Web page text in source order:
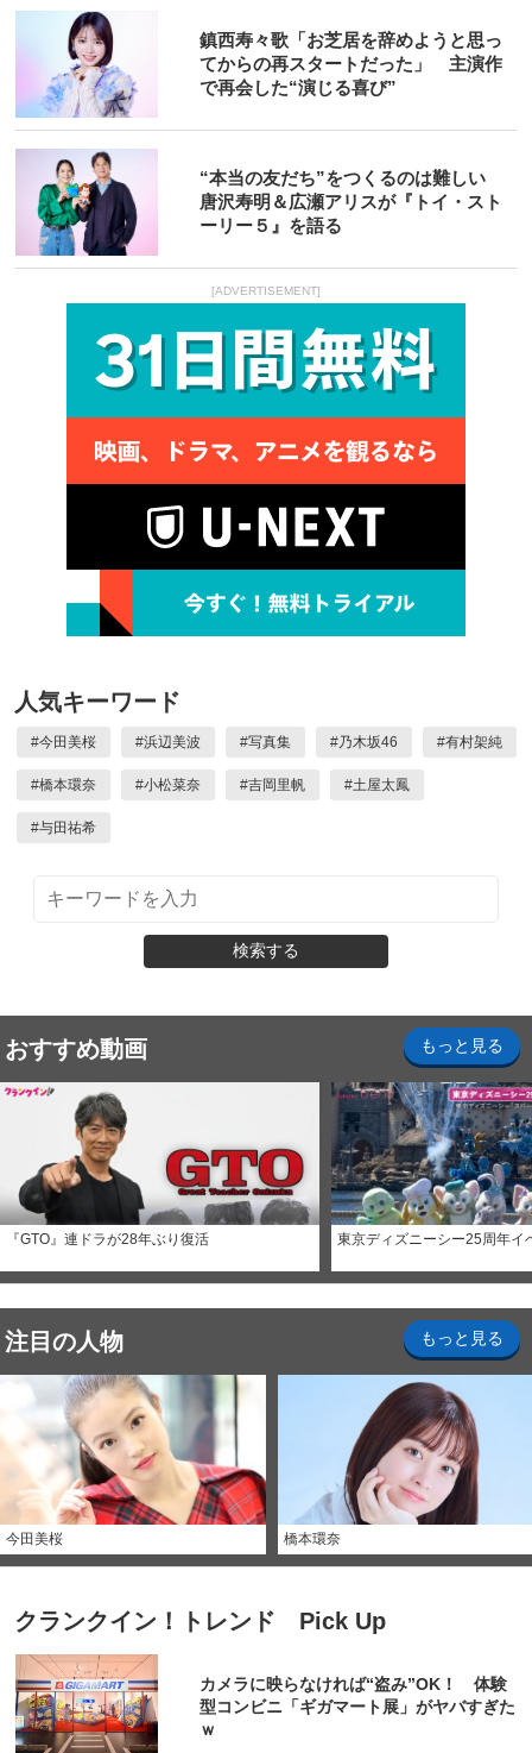
鎮西寿々歌「お芝居を辞めようと思っ
てからの再スタートだった」 主演作
で再会した“演じる喜び”
“本当の友だち”をつくるのは難しい
唐沢寿明＆広瀬アリスが『トイ・スト
ーリー５』を語る
[ADVERTISEMENT]
人気キーワード
#今田美桜 #浜辺美波 #写真集 #乃木坂46 #有村架純
#橋本環奈 #小松菜奈 #吉岡里帆 #土屋太鳳
#与田祐希
検索する
おすすめ動画 もっと見る
『GTO』連ドラが28年ぶり復活 東京ディズニーシー25周年イ
注目の人物 もっと見る
今田美桜 橋本環奈
クランクイン！トレンド Pick Up
カメラに映らなければ“盗み”OK！ 体験
型コンビニ「ギガマート展」がヤバすぎた
ｗ